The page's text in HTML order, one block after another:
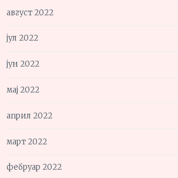
август 2022
јул 2022
јун 2022
мај 2022
април 2022
март 2022
фебруар 2022